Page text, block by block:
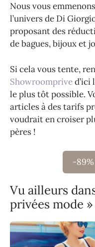
Nous vous
l’univers de Di
proposant des
de bagues, bijoux et
Si cela vous tente,
Showroomprived’ici
le plus tôt possible.
articles à des tarifs
voudrait en croiser
pères !
-
Vu ailleurs
privées mode »